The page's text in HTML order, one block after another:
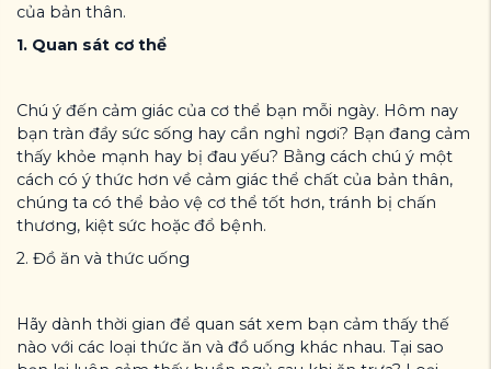
của bản thân.
1. Quan sát cơ thể
Chú ý đến cảm giác của cơ thể bạn mỗi ngày. Hôm nay
bạn tràn đầy sức sống hay cần nghỉ ngơi? Bạn đang cảm
thấy khỏe mạnh hay bị đau yếu? Bằng cách chú ý một
cách có ý thức hơn về cảm giác thể chất của bản thân,
chúng ta có thể bảo vệ cơ thể tốt hơn, tránh bị chấn
thương, kiệt sức hoặc đổ bệnh.
2. Đồ ăn và thức uống
Hãy dành thời gian để quan sát xem bạn cảm thấy thế
nào với các loại thức ăn và đồ uống khác nhau. Tại sao